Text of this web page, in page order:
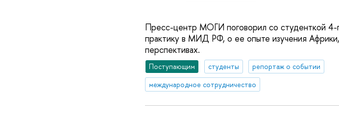
Пресс-центр МОГИ поговорил со студенткой
практику в МИД РФ, о ее опыте изучения
перспективах.
Поступающим студенты
репортаж о событии
международное сотрудничество